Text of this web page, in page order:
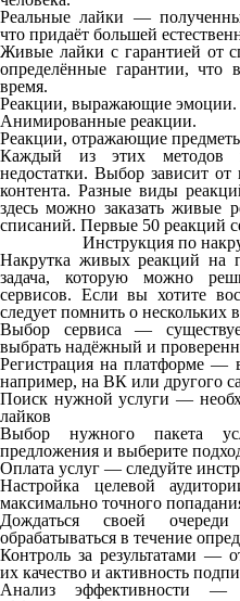
Реальные лайки —
что придаёт большей
Живые лайки с гарантией от
определённые гарантии, что
время.
Реакции, выражающие эмоции.
Анимированные реакции.
Реакции, отражающие
Каждый из этих методов
недостатки. Выбор зависит
контента. Разные виды
здесь можно заказать живые
списаний. Первые 50 реакций
Инструкция по
Накрутка живых реакций на
задача, которую можно
сервисов. Если вы хотите
следует помнить о нескольких
Выбор сервиса —
выбрать надёжный и
Регистрация на платформе —
например, на ВК или другого
Поиск нужной услуги —
лайков
Выбор нужного пакета
предложения и выберите
Оплата услуг — следуйте
Настройка целевой
максимально точного
Дождаться своей
обрабатываться в течение
Контроль за результатами —
их качество и активность
Анализ эффективности —